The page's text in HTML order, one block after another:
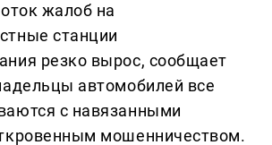
жалоб на
станции
резко вырос, сообщает
автомобилей все
с навязанными
мошенничеством.